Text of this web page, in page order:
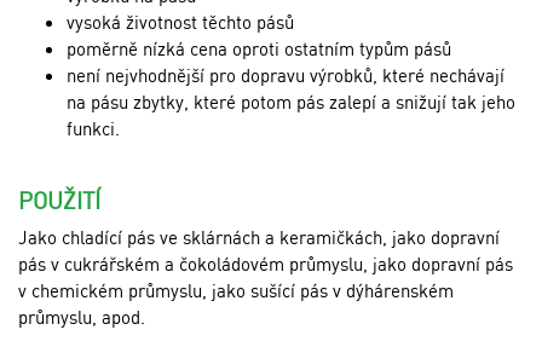
vysoká životnost těchto pásů
poměrně nízká cena oproti ostatním typům pásů
není nejvhodnější pro dopravu výrobků, které nechávají
na pásu zbytky, které potom pás zalepí a snižují tak jeho
funkci.
POUŽITÍ
Jako chladící pás ve sklárnách a keramičkách, jako dopravní
pás v cukrářském a čokoládovém průmyslu, jako dopravní pás
v chemickém průmyslu, jako sušící pás v dýhárenském
průmyslu, apod.